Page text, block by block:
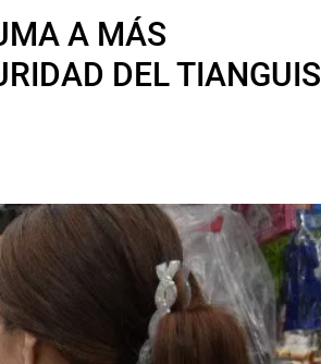
A MÁS
DEL TIANGUIS